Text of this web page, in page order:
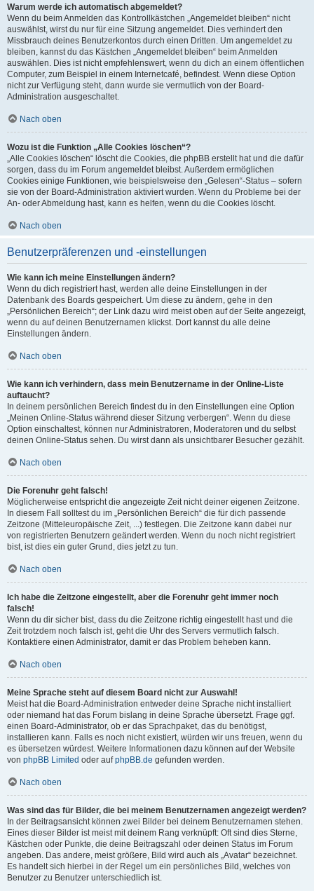
Warum werde ich automatisch abgemeldet?
Wenn du beim Anmelden das Kontrollkästchen „Angemeldet bleiben“ nicht
auswählst, wirst du nur für eine Sitzung angemeldet. Dies verhindert den
Missbrauch deines Benutzerkontos durch einen Dritten. Um angemeldet zu
bleiben, kannst du das Kästchen „Angemeldet bleiben“ beim Anmelden
auswählen. Dies ist nicht empfehlenswert, wenn du dich an einem öffentlichen
Computer, zum Beispiel in einem Internetcafé, befindest. Wenn diese Option
nicht zur Verfügung steht, dann wurde sie vermutlich von der Board-
Administration ausgeschaltet.
Nach oben
Wozu ist die Funktion „Alle Cookies löschen“?
„Alle Cookies löschen“ löscht die Cookies, die phpBB erstellt hat und die dafür
sorgen, dass du im Forum angemeldet bleibst. Außerdem ermöglichen
Cookies einige Funktionen, wie beispielsweise den „Gelesen“-Status – sofern
sie von der Board-Administration aktiviert wurden. Wenn du Probleme bei der
An- oder Abmeldung hast, kann es helfen, wenn du die Cookies löscht.
Nach oben
Benutzerpräferenzen und -einstellungen
Wie kann ich meine Einstellungen ändern?
Wenn du dich registriert hast, werden alle deine Einstellungen in der
Datenbank des Boards gespeichert. Um diese zu ändern, gehe in den
„Persönlichen Bereich“; der Link dazu wird meist oben auf der Seite angezeigt,
wenn du auf deinen Benutzernamen klickst. Dort kannst du alle deine
Einstellungen ändern.
Nach oben
Wie kann ich verhindern, dass mein Benutzername in der Online-Liste
auftaucht?
In deinem persönlichen Bereich findest du in den Einstellungen eine Option
„Meinen Online-Status während dieser Sitzung verbergen“. Wenn du diese
Option einschaltest, können nur Administratoren, Moderatoren und du selbst
deinen Online-Status sehen. Du wirst dann als unsichtbarer Besucher gezählt.
Nach oben
Die Forenuhr geht falsch!
Möglicherweise entspricht die angezeigte Zeit nicht deiner eigenen Zeitzone.
In diesem Fall solltest du im „Persönlichen Bereich“ die für dich passende
Zeitzone (Mitteleuropäische Zeit, ...) festlegen. Die Zeitzone kann dabei nur
von registrierten Benutzern geändert werden. Wenn du noch nicht registriert
bist, ist dies ein guter Grund, dies jetzt zu tun.
Nach oben
Ich habe die Zeitzone eingestellt, aber die Forenuhr geht immer noch
falsch!
Wenn du dir sicher bist, dass du die Zeitzone richtig eingestellt hast und die
Zeit trotzdem noch falsch ist, geht die Uhr des Servers vermutlich falsch.
Kontaktiere einen Administrator, damit er das Problem beheben kann.
Nach oben
Meine Sprache steht auf diesem Board nicht zur Auswahl!
Meist hat die Board-Administration entweder deine Sprache nicht installiert
oder niemand hat das Forum bislang in deine Sprache übersetzt. Frage ggf.
einen Board-Administrator, ob er das Sprachpaket, das du benötigst,
installieren kann. Falls es noch nicht existiert, würden wir uns freuen, wenn du
es übersetzen würdest. Weitere Informationen dazu können auf der Website
von phpBB Limited oder aufphpBB.de gefunden werden.
Nach oben
Was sind das für Bilder, die bei meinem Benutzernamen angezeigt werden?
In der Beitragsansicht können zwei Bilder bei deinem Benutzernamen stehen.
Eines dieser Bilder ist meist mit deinem Rang verknüpft: Oft sind dies Sterne,
Kästchen oder Punkte, die deine Beitragszahl oder deinen Status im Forum
angeben. Das andere, meist größere, Bild wird auch als „Avatar“ bezeichnet.
Es handelt sich hierbei in der Regel um ein persönliches Bild, welches von
Benutzer zu Benutzer unterschiedlich ist.